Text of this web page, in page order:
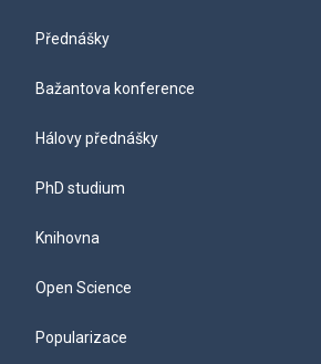
Přednášky
Bažantova konference
Hálovy přednášky
PhD studium
Knihovna
Open Science
Popularizace